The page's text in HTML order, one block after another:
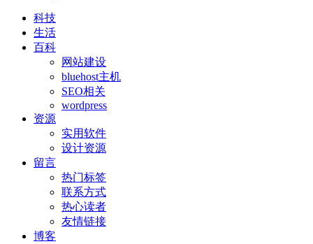
科技
生活
百科
网站建设
bluehost主机
SEO相关
wordpress
资源
实用软件
设计资源
留言
热门标签
联系方式
热心读者
友情链接
博客